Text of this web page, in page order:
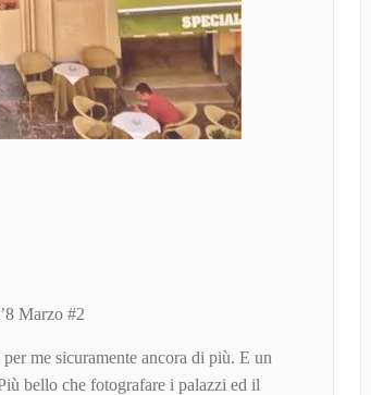
Marzo #2
me sicuramente ancora di più. E un
bello che fotografare i palazzi ed il